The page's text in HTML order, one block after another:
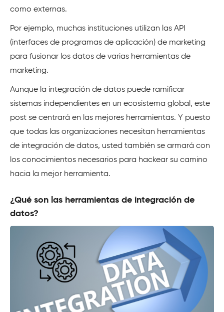
como externas.
Por ejemplo, muchas instituciones utilizan las API
(interfaces de programas de aplicación) de marketing
para fusionar los datos de varias herramientas de
marketing.
Aunque la integración de datos puede ramificar
sistemas independientes en un ecosistema global, este
post se centrará en las mejores herramientas. Y puesto
que todas las organizaciones necesitan herramientas
de integración de datos, usted también se armará con
los conocimientos necesarios para hackear su camino
hacia la mejor herramienta.
¿Qué son las herramientas de integración de
datos?